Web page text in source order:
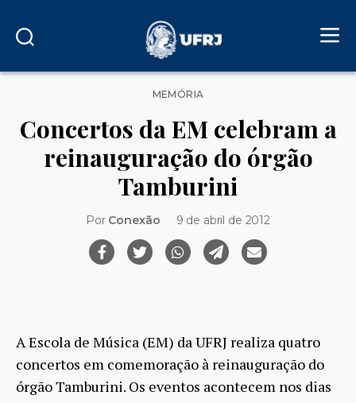
Categorias
MEMÓRIA
Concertos da EM celebram a
reinauguração do órgão
Tamburini
Por Conexão 9 de abril de 2012
A Escola de Música (EM) da UFRJ realiza quatro
concertos em comemoração à reinauguração do
órgão Tamburini. Os eventos acontecem nos dias